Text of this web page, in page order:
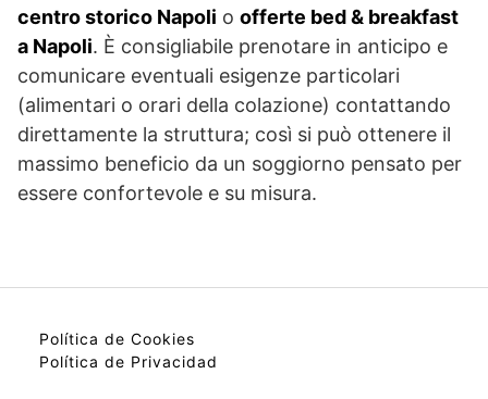
centro storico Napoli o offerte bed & breakfast
a Napoli. È consigliabile prenotare in anticipo e
comunicare eventuali esigenze particolari
(alimentari o orari della colazione) contattando
direttamente la struttura; così si può ottenere il
massimo beneficio da un soggiorno pensato per
essere confortevole e su misura.
Política de Cookies
Política de Privacidad